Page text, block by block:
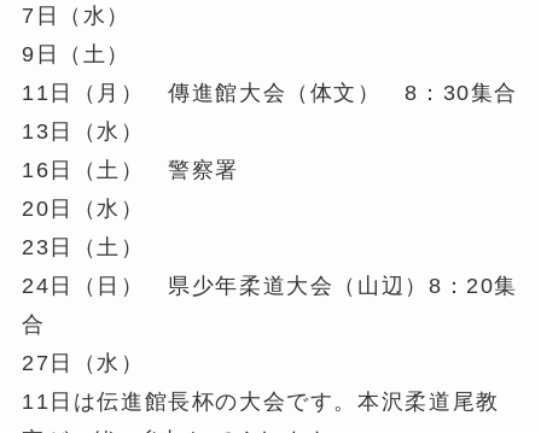
7日（水）
9日（土）
11日（月） 傳進館大会（体文） 8：30集合
13日（水）
16日（土） 警察署
20日（水）
23日（土）
24日（日） 県少年柔道大会（山辺）8：20集
合
27日（水）
11日は伝進館長杯の大会です。本沢柔道尾教